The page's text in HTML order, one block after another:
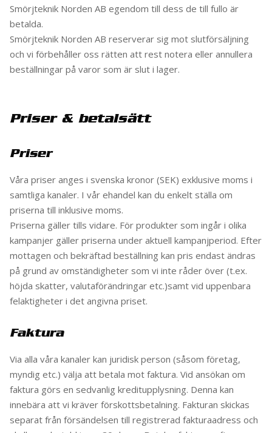
Smörjteknik Norden AB egendom till dess de till fullo är
betalda.
Smörjteknik Norden AB reserverar sig mot slutförsäljning
och vi förbehåller oss rätten att rest notera eller annullera
beställningar på varor som är slut i lager.
Priser & betalsätt
Priser
Våra priser anges i svenska kronor (SEK) exklusive moms i
samtliga kanaler. I vår ehandel kan du enkelt ställa om
priserna till inklusive moms.
Priserna gäller tills vidare. För produkter som ingår i olika
kampanjer gäller priserna under aktuell kampanjperiod. Efter
mottagen och bekräftad beställning kan pris endast ändras
på grund av omständigheter som vi inte råder över (t.ex.
höjda skatter, valutaförändringar etc.)samt vid uppenbara
felaktigheter i det angivna priset.
Faktura
Via alla våra kanaler kan juridisk person (såsom företag,
myndig etc.) välja att betala mot faktura. Vid ansökan om
faktura görs en sedvanlig kreditupplysning. Denna kan
innebära att vi kräver förskottsbetalning. Fakturan skickas
separat från försändelsen till registrerad fakturaadress och